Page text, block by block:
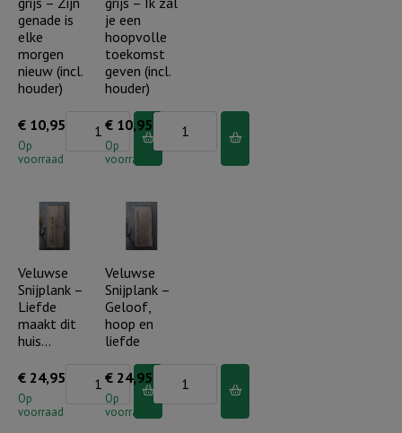
(incl.
houder)
aantal
genade is
elke
morgen
nieuw (incl.
houder)
€ 10,95
Op
voorraad
Rustieke
tegeltje
is
elke
morgen
houder)
je een
hoopvolle
toekomst
geven (incl.
houder)
€ 10,95
Op
voorraad
tegeltje
grijs
zal
je
een
geven
(incl.
houder)
Veluwse
Snijplank –
Liefde
maakt dit
huis…
€ 24,95
Op
voorraad
Veluwse
Snijplank
Veluwse
Snijplank –
Geloof,
hoop en
liefde
€ 24,95
Op
voorraad
Snijplank
-